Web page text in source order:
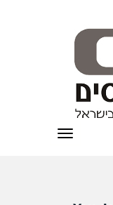
תפריט